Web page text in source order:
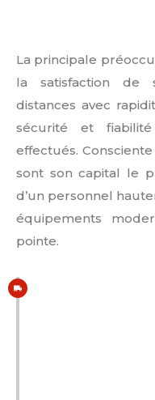
La principale
la satisfaction de
distances avec
sécurité et
effectués.
sont son capital le
d’un personnel
équipements
pointe.